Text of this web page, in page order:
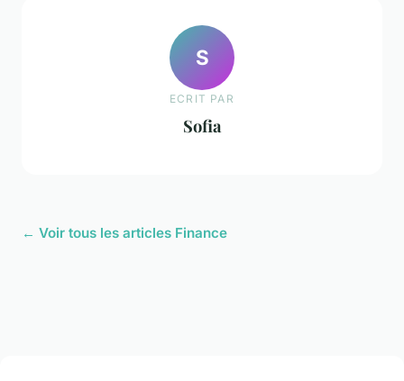
S
ECRIT PAR
Sofia
← Voir tous les articles Finance